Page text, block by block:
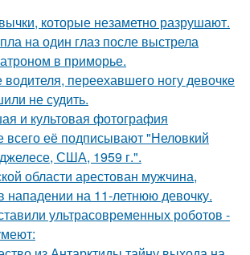
которые незаметно разрушают.
на один глаз после выстрела
в приморье.
переехавшего ногу девочке
не судить.
и культовая фотография
всего её подписывают "Неловкий
США, 1959 г.".
области арестован мужчина,
нападении на 11-летнюю девочку.
ультрасовременных роботов -